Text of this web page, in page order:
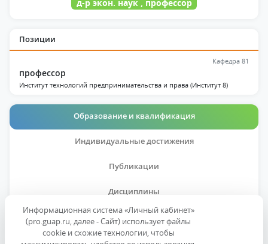
д-р экон. наук , профессор
Позиции
Кафедра 81
профессор
Институт технологий предпринимательства и права (Институт 8)
Образование и квалификация
Индивидуальные достижения
Публикации
Дисциплины
Образование
Информационная система «Личный кабинет»
(pro.guap.ru, далее - Сайт) использует файлы
cookie и схожие технологии, чтобы